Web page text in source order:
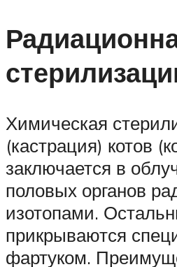
Химическая
(кастрация) котов
заключается в
половых органов
изотопами.
прикрываются
фартуком.